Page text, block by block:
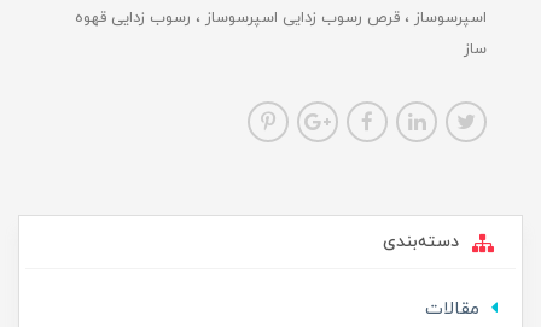
اسپرسوساز
قرص رسوب زدایی اسپرسوساز
رسوب زدایی قهوه
ساز
دسته‌بندی
مقالات